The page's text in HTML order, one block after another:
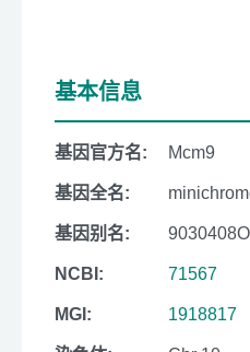
基本信息
基因官方名: Mcm9
基因全名:
基因别名:
NCBI: 71567
MGI: 1918817